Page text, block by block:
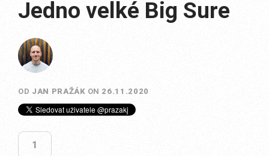
Jedno velké Big Sure
OD JAN PRAŽÁK ON 26.11.2020
1